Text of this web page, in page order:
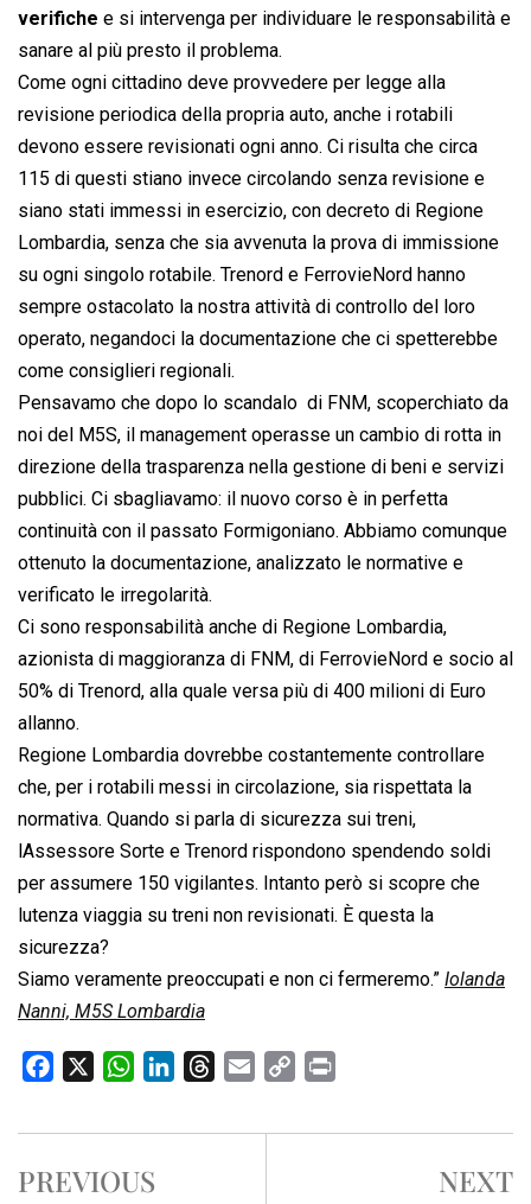
verifiche e si intervenga per individuare le responsabilità e
sanare al più presto il problema.
Come ogni cittadino deve provvedere per legge alla
revisione periodica della propria auto, anche i rotabili
devono essere revisionati ogni anno. Ci risulta che circa
115 di questi stiano invece circolando senza revisione e
siano stati immessi in esercizio, con decreto di Regione
Lombardia, senza che sia avvenuta la prova di immissione
su ogni singolo rotabile. Trenord e FerrovieNord hanno
sempre ostacolato la nostra attività di controllo del loro
operato, negandoci la documentazione che ci spetterebbe
come consiglieri regionali.
Pensavamo che dopo lo scandalo   di FNM, scoperchiato da
noi del M5S, il management operasse un cambio di rotta in
direzione della trasparenza nella gestione di beni e servizi
pubblici. Ci sbagliavamo: il nuovo corso è in perfetta
continuità con il passato Formigoniano. Abbiamo comunque
ottenuto la documentazione, analizzato le normative e
verificato le irregolarità.
Ci sono responsabilità anche di Regione Lombardia,
azionista di maggioranza di FNM, di FerrovieNord e socio al
50% di Trenord, alla quale versa più di 400 milioni di Euro
allanno.
Regione Lombardia dovrebbe costantemente controllare
che, per i rotabili messi in circolazione, sia rispettata la
normativa. Quando si parla di sicurezza sui treni,
lAssessore Sorte e Trenord rispondono spendendo soldi
per assumere 150 vigilantes. Intanto però si scopre che
lutenza viaggia su treni non revisionati. È questa la
sicurezza?
Siamo veramente preoccupati e non ci fermeremo.” Iolanda
Nanni, M5S Lombardia
c
b
W
a
s
n
r
a
p
i
PREVIOUS NEXT